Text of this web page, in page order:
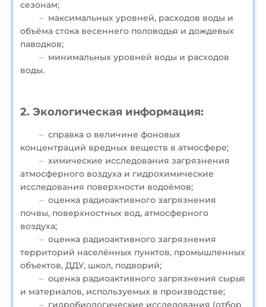
сезонам;
максимальных уровней, расходов воды и
объёма стока весеннего половодья и дождевых
паводков;
минимальных уровней воды и расходов
воды.
2. Экологическая информация:
справка о величине фоновых
концентраций вредных веществ в атмосфере;
химические исследования загрязнения
атмосферного воздуха и гидрохимические
исследования поверхности водоёмов;
оценка радиоактивного загрязнения
почвы, поверхностных вод, атмосферного
воздуха;
оценка радиоактивного загрязнения
территорий населённых пунктов, промышленных
объектов, ДДУ, школ, подворий;
оценка радиоактивного загрязнения сырья
и материалов, используемых в производстве;
гидробиологические исследования (отбор